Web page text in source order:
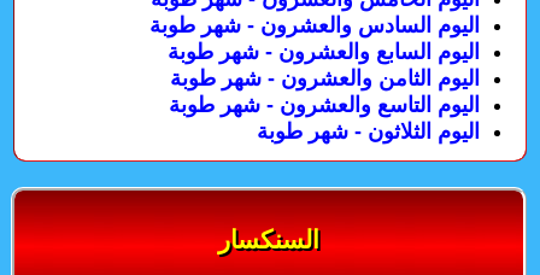
اليوم السادس والعشرون - شهر طوبة
اليوم السابع والعشرون - شهر طوبة
اليوم الثامن والعشرون - شهر طوبة
اليوم التاسع والعشرون - شهر طوبة
اليوم الثلاثون - شهر طوبة
السنكسار